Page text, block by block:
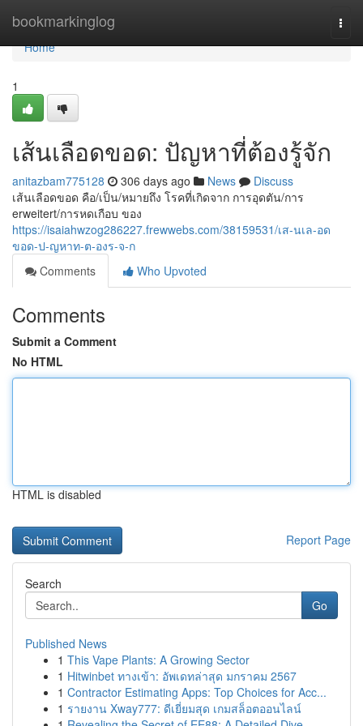
bookmarkinglog
Home
Home
1
เส้นเลือดขอด: ปัญหาที่ต้องรู้จัก
anitazbam775128 306 days ago News
Discuss
เส้นเลือดขอด คือ/เป็น/หมายถึง โรคที่เกิดจาก การอุดตัน/การ
erweitert/การหดเกือบ ของ
https://isaiahwzog286227.frewwebs.com/38159531/เส-นเล-อด
ขอด-ป-ญหาท-ต-องร-จ-ก
Comments
Who Upvoted
Comments
Submit a Comment
No HTML
HTML is disabled
Report Page
Search
Go
Published News
1 This Vape Plants: A Growing Sector
1 Hitwinbet ทางเข้า: อัพเดทล่าสุด มกราคม 2567
1 Contractor Estimating Apps: Top Choices for Acc...
1 รายงาน Xway777: ดีเยี่ยมสุด เกมสล็อตออนไลน์